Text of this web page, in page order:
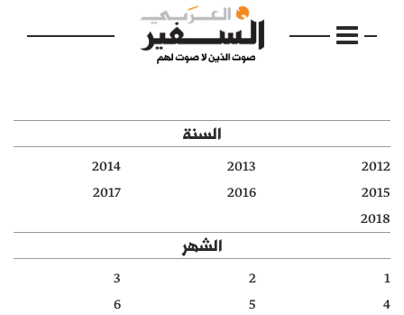
الرئيسية
مواضيع
السنة
2012
2013
2014
2015
2016
2017
2018
الشهر
1
2
3
4
5
6